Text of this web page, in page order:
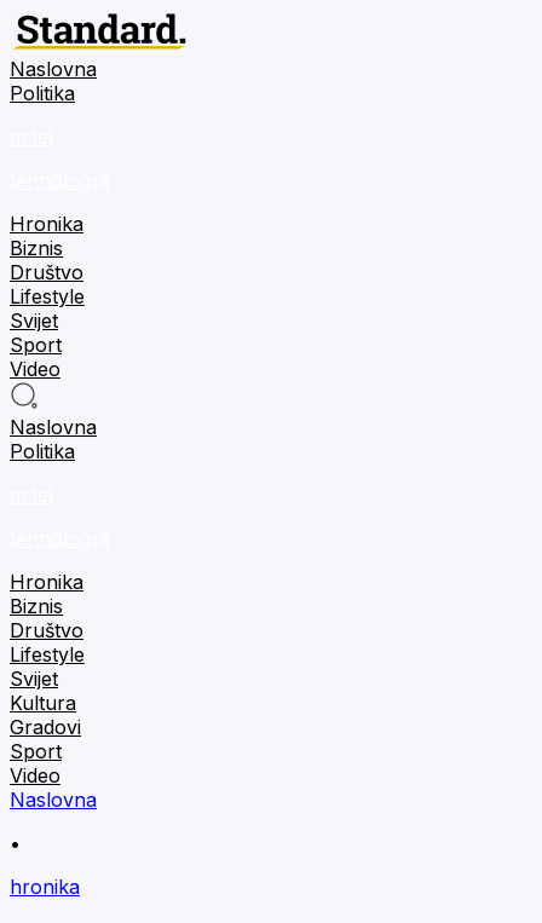
Naslovna
Politika
Hronika
Biznis
Društvo
Lifestyle
Svijet
Sport
Video
Naslovna
Politika
Hronika
Biznis
Društvo
Lifestyle
Svijet
Kultura
Gradovi
Sport
Video
Naslovna
•
hronika